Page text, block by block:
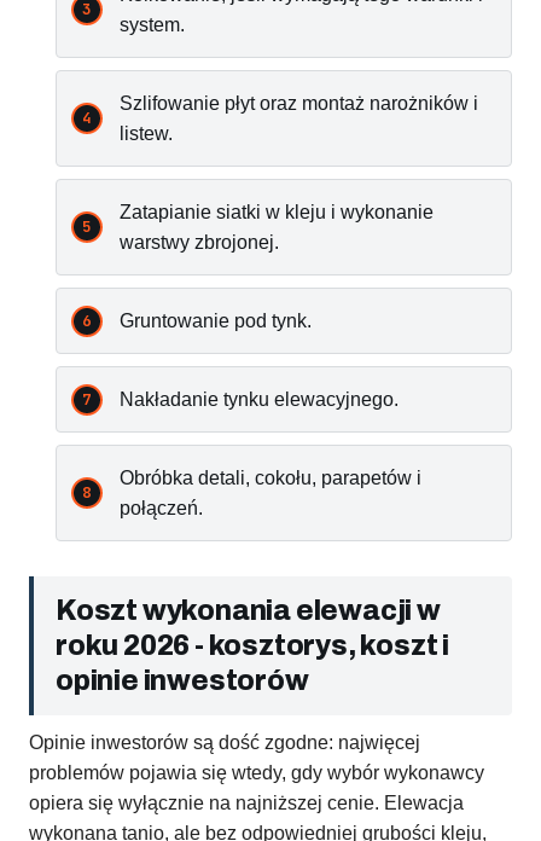
system.
Szlifowanie płyt oraz montaż narożników i
listew.
Zatapianie siatki w kleju i wykonanie
warstwy zbrojonej.
Gruntowanie pod tynk.
Nakładanie tynku elewacyjnego.
Obróbka detali, cokołu, parapetów i
połączeń.
Koszt wykonania elewacji w
roku 2026 - kosztorys, koszt i
opinie inwestorów
Opinie inwestorów są dość zgodne: najwięcej
problemów pojawia się wtedy, gdy wybór wykonawcy
opiera się wyłącznie na najniższej cenie. Elewacja
wykonana tanio, ale bez odpowiedniej grubości kleju,